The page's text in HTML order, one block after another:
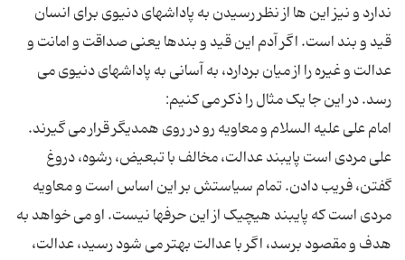
ندارد و نیز این ها از نظر رسیدن به پاداشهاى دنیوى براى انسان
قید و بند است. اگر آدم این قید و بندها یعنى صداقت و امانت و
عدالت و غیره را از میان بردارد، به آسانى به پاداشهاى دنیوى مى
امام على علیه السلام و معاویه رو در روى همدیگر قرار مى گیرند.
على مردى است پایبند عدالت، مخالف با تبعیض، رشوه، دروغ
گفتن، فریب دادن. تمام سیاستش بر این اساس است و معاویه
مردى است که پایبند هیچیک از این حرفها نیست. او مى خواهد به
هدف و مقصود برسد، اگر با عدالت بهتر مى شود رسید، عدالت،